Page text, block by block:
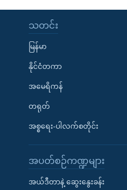
သတင်း
မြန်မာ
နိုင်ငံတကာ
အမေရိကန်
တရုတ်
အစ္စရေး-ပါလက်စတိုင်း
အပတ်စဉ်ကဏ္ဍများ
အယ်ဒီတာနဲ့ ဆွေးနွေးခန်း